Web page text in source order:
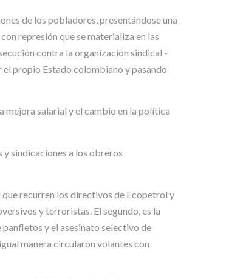
de los pobladores, presentándose una
represión que se materializa en las
contra la organización sindical -
el propio Estado colombiano y pasando
mejora salarial y el cambio en la política
y sindicaciones a los obreros
recurren los directivos de Ecopetrol y
y terroristas. El segundo, es la
y el asesinato selectivo de
manera circularon volantes con